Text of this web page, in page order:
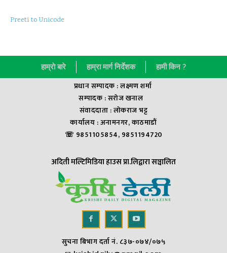
Preeti to Unicode
हाम्राे बारे हाम्रा मार्ग निर्देशक हामी किन ?
प्रधान सम्पादक : लक्ष्मण शर्मा
सम्पादक : सराेज खनाल
संवाददाता : लाेकराज भट्ट
कार्यालय : अनामनगर, काठमाडौं
☏ 9851105854, 9851194720
अदिती मल्टिमिडिया हाउस प्रा.लिद्वारा सञ्चालित
सुचना बिभाग दर्ता नं. ८३७-०७४/०७५